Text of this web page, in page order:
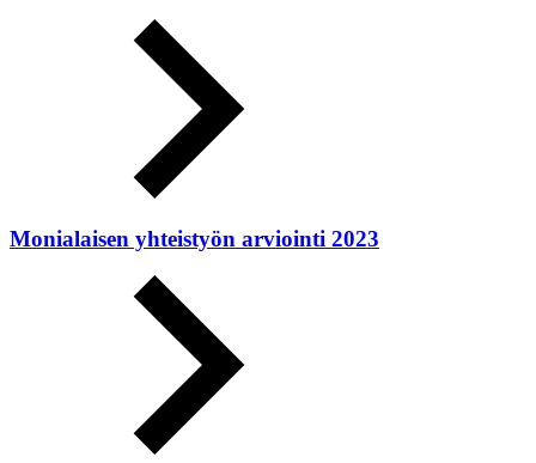
Monialaisen yhteistyön arviointi 2023